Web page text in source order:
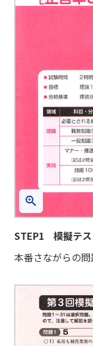
STEP1 模擬テス
本番さながらの